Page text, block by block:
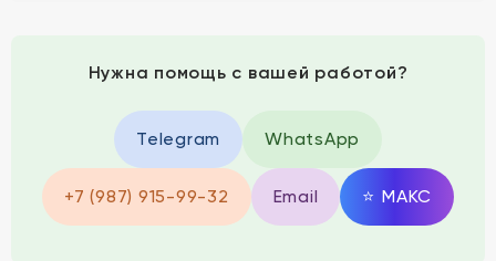
Нужна помощь с вашей работой?
Telegram WhatsApp
+7 (987) 915-99-32 Email ⭐ MAКС